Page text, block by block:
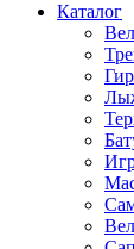
Каталог